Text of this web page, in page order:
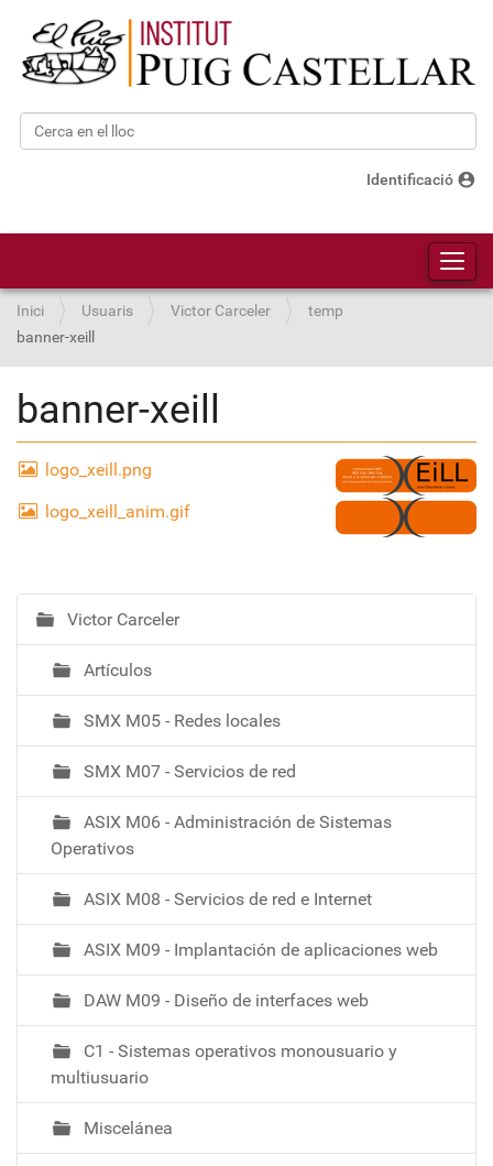
Cerca
Identificació account_circle
Inici Usuaris Victor Carceler
temp
banner-xeill
banner-xeill
logo_xeill.png
logo_xeill_anim.gif
N
a
e
a
Victor Carceler
Artículos
SMX M05 - Redes locales
SMX M07 - Servicios de red
ASIX M06 - Administración de Sistemas
Operativos
ASIX M08 - Servicios de red e Internet
ASIX M09 - Implantación de aplicaciones web
DAW M09 - Diseño de interfaces web
C1 - Sistemas operativos monousuario y
multiusuario
Miscelánea